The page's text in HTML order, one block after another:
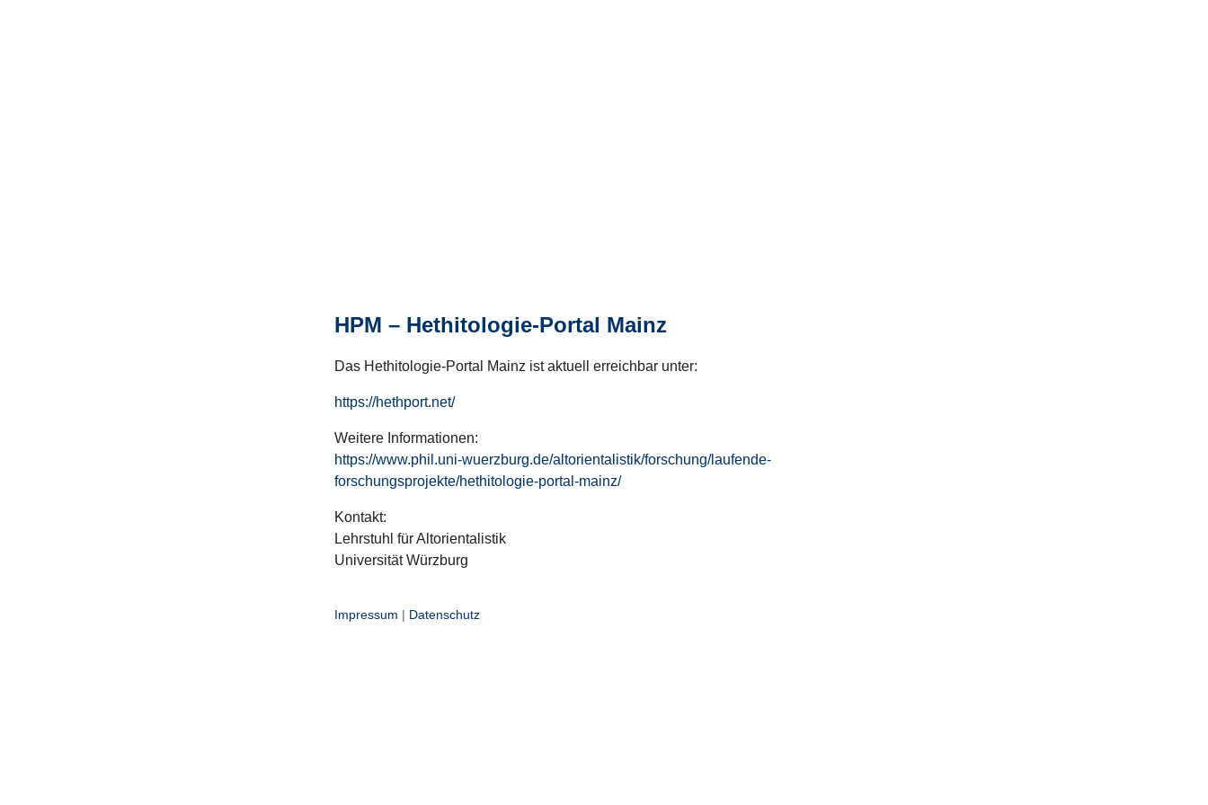
HPM – Hethitologie-Portal Mainz
Das Hethitologie-Portal Mainz ist aktuell erreichbar unter:
https://hethport.net/
Weitere Informationen:
https://www.phil.uni-wuerzburg.de/altorientalistik/forschung/laufende-
forschungsprojekte/hethitologie-portal-mainz/
Kontakt:
Lehrstuhl für Altorientalistik
Universität Würzburg
Impressum | Datenschutz